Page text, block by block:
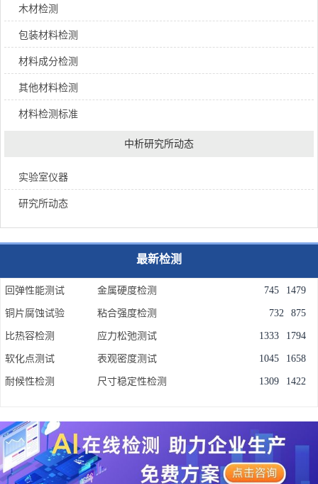
木材检测
包装材料检测
材料成分检测
其他材料检测
材料检测标准
中析研究所动态
实验室仪器
研究所动态
最新检测
回弹性能测试 1479
金属硬度检测 745
铜片腐蚀试验 875
粘合强度检测 732
比热容检测 1794
应力松弛测试 1333
软化点测试 1658
表观密度测试 1045
耐候性检测 1422
尺寸稳定性检测 1309